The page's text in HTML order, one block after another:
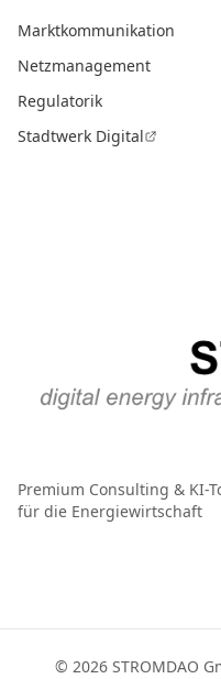
Marktkommunikation
Netzmanagement
Regulatorik
Stadtwerk Digital
Premium Consulting & KI-
für die Energiewirtschaft
© 2026 STROMDAO